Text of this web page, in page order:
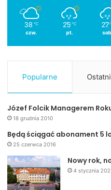
38 ℃
czw.
25 ℃
pt.
27
Popularne
Józef Folcik Managerem
18 grudnia 2010
Będą ściągać abonament 5
25 czerwca 2016
Nowy rok,
4 stycznia